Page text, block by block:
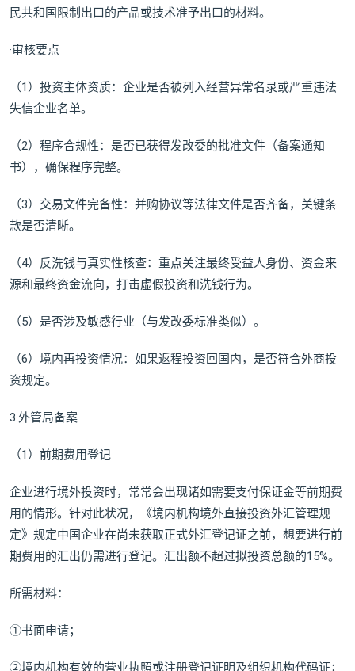
民共和国限制出口的产品或技术准予出口的材料。
·审核要点
（1）投资主体资质：企业是否被列入经营异常名录或严重违法
失信企业名单。
（2）程序合规性：是否已获得发改委的批准文件（备案通知
书），确保程序完整。
（3）交易文件完备性：并购协议等法律文件是否齐备，关键条
款是否清晰。
（4）反洗钱与真实性核查：重点关注最终受益人身份、资金来
源和最终资金流向，打击虚假投资和洗钱行为。
（5）是否涉及敏感行业（与发改委标准类似）。
（6）境内再投资情况：如果返程投资回国内，是否符合外商投
资规定。
3.外管局备案
（1）前期费用登记
企业进行境外投资时，常常会出现诸如需要支付保证金等前期费
用的情形。针对此状况，《境内机构境外直接投资外汇管理规
定》规定中国企业在尚未获取正式外汇登记证之前，想要进行前
期费用的汇出仍需进行登记。汇出额不超过拟投资总额的15%。
所需材料：
①书面申请；
②境内机构有效的营业执照或注册登记证明及组织机构代码证；